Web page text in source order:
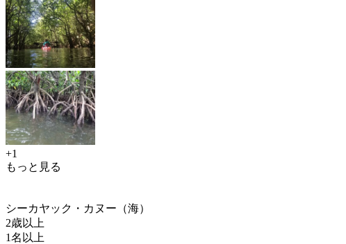
+1
もっと見る
シーカヤック・カヌー（海）
2歳以上
1名以上